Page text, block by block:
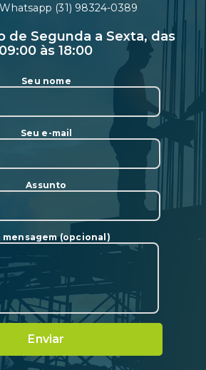
(31) 98324-0389
de Segunda a Sexta, das
09:00 às 18:00
Seu nome
Seu e-mail
Assunto
mensagem (opcional)